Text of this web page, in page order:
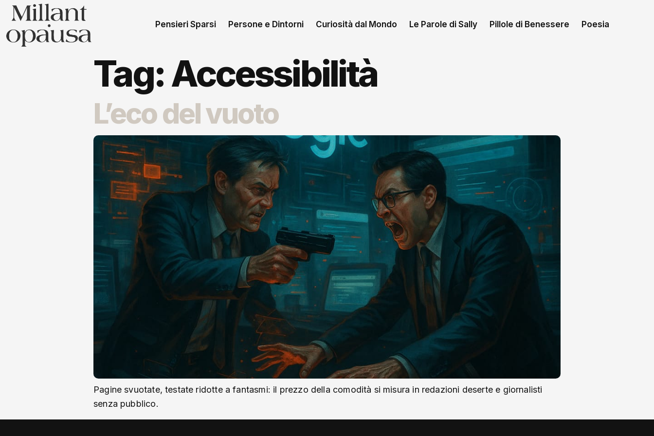
Pensieri Sparsi Persone e Dintorni Curiosità dal Mondo Le Parole di Sally Pillole di Benessere Poesia
Tag:Accessibilità
L’eco del vuoto
Pagine svuotate, testate ridotte a fantasmi: il prezzo della comodità si misura in redazioni deserte e giornalisti
senza pubblico.